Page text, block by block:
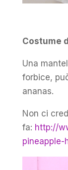
Costume
Una
forbice,
ananas.
Non ci
fa: http://
pineapple-